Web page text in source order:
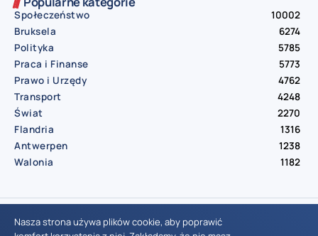
Społeczeństwo
10002
Bruksela
6274
Polityka
5785
Praca i Finanse
5773
Prawo i Urzędy
4762
Transport
4248
Świat
2270
Flandria
1316
Antwerpen
1238
Walonia
1182
© Aktualnosci.be – All Right Reserved 2016-2026
Nasza strona używa plików cookie, aby poprawić